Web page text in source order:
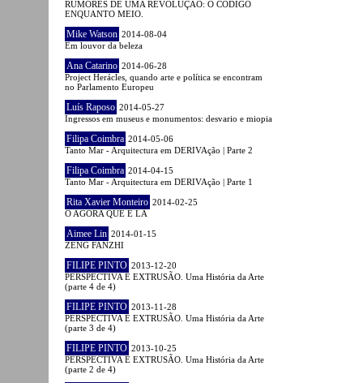
RUMORES DE UMA REVOLUÇÃO: O CÓDIGO
ENQUANTO MEIO.
Mike Watson 2014-08-04
Em louvor da beleza
Ana Catarino 2014-06-28
Project Herácles, quando arte e política se encontram
no Parlamento Europeu
Luís Raposo 2014-05-27
Ingressos em museus e monumentos: desvario e miopia
Filipa Coimbra 2014-05-06
Tanto Mar - Arquitectura em DERIVAção | Parte 2
Filipa Coimbra 2014-04-15
Tanto Mar - Arquitectura em DERIVAção | Parte 1
Rita Xavier Monteiro 2014-02-25
O AGORA QUE É LÁ
Aimee Lin 2014-01-15
ZENG FANZHI
FILIPE PINTO 2013-12-20
PERSPECTIVA E EXTRUSÃO. Uma História da Arte
(parte 4 de 4)
FILIPE PINTO 2013-11-28
PERSPECTIVA E EXTRUSÃO. Uma História da Arte
(parte 3 de 4)
FILIPE PINTO 2013-10-25
PERSPECTIVA E EXTRUSÃO. Uma História da Arte
(parte 2 de 4)